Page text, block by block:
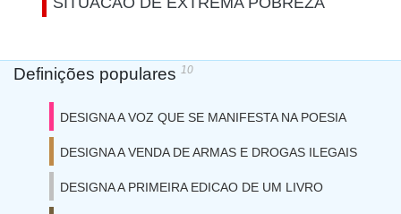
Definições populares 10
DESIGNA A VOZ QUE SE MANIFESTA NA POESIA
DESIGNA A VENDA DE ARMAS E DROGAS ILEGAIS
DESIGNA A PRIMEIRA EDICAO DE UM LIVRO